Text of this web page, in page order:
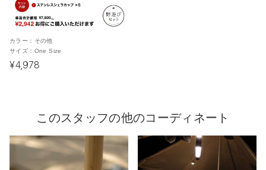
カラー： その他
サイズ： One Size
¥4,978
このスタッフの他のコーディネート